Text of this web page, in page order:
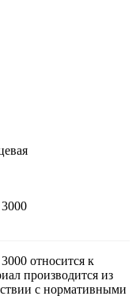
относится к
производится из
с нормативными